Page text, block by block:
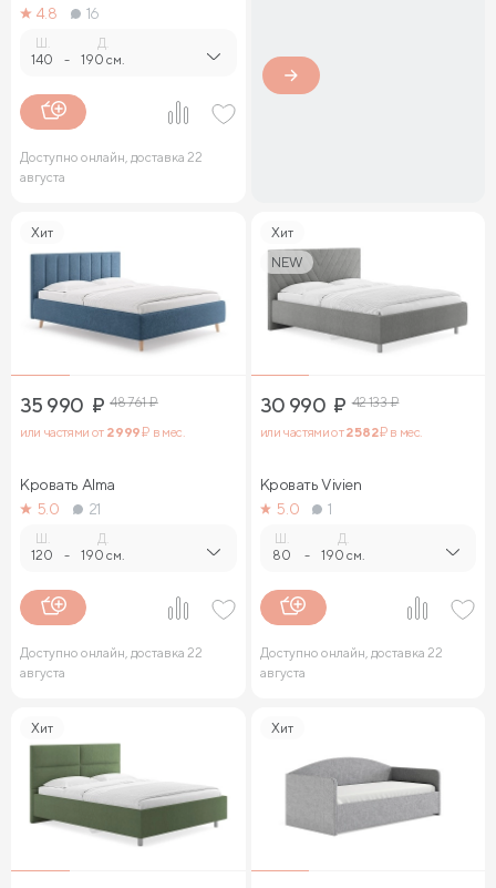
4.8
16
140 -
Д.
190 см.
Доступно онлайн, доставка 22
августа
Хит
35 990 ₽ 48 761₽
или частями от 2 999₽ в мес.
Кровать Alma
5.0
21
120 -
Д.
190 см.
Доступно онлайн, доставка 22
августа
Хит
NEW
30 990 ₽ 42 133₽
или частями от2 582₽ в мес.
Кровать Vivien
5.0
1
80 -
Д.
190 см.
Доступно онлайн, доставка 22
августа
Хит Хит